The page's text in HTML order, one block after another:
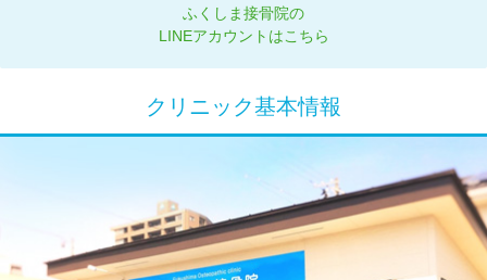
ふくしま接骨院の
LINEアカウントはこちら
クリニック基本情報